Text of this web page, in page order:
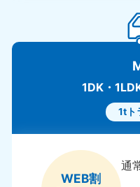
1DK・
1tト
WEB割
通